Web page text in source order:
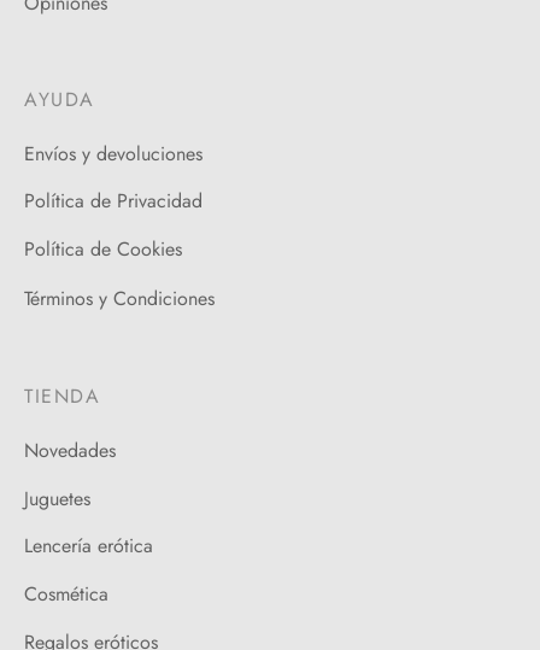
AYUDA
Envíos y devoluciones
Política de Privacidad
Política de Cookies
Términos y Condiciones
TIENDA
Novedades
Juguetes
Lencería erótica
Cosmética
Regalos eróticos